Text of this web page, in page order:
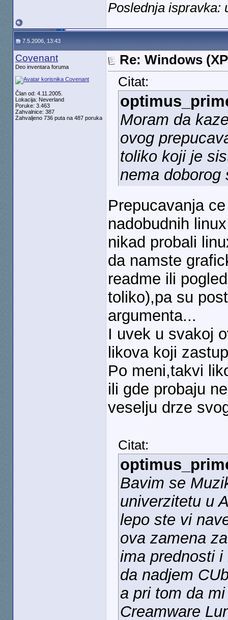
Poslednja ispravka:
7.5.2006, 13:43
Covenant
Deo inventara foruma
Član od: 4.11.2005.
Lokacija: Neverland
Poruke: 3.463
Zahvalnice: 387
Zahvaljeno 736 puta na 487 poruka
Re: Windows
Citat:
Moram da
ovog
toliko koji je
nema doborog
Prepucavanja
nadobudnih
nikad probali
da namste
readme ili
toliko),pa su
argumenta...
I uvek u svakoj
likova koji
Po meni,takvi
ili gde probaju
veselju drze
Citat:
Bavim se
univerzitetu u
lepo ste vi
ova zamena
ima prednosti
da nadjem
a pri tom da
Creamware